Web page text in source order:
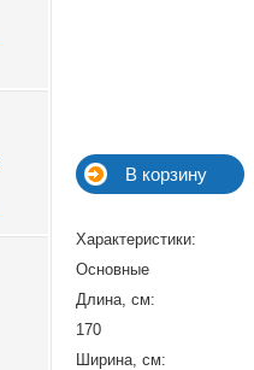
Характеристики:
Основные
Длина, см:
170
Ширина, см: